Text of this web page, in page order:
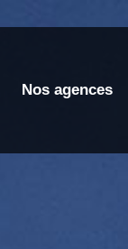
Nos agences